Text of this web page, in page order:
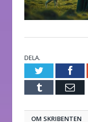
DELA.
Twitter
Tumblr E-
OM SKRIBENTEN